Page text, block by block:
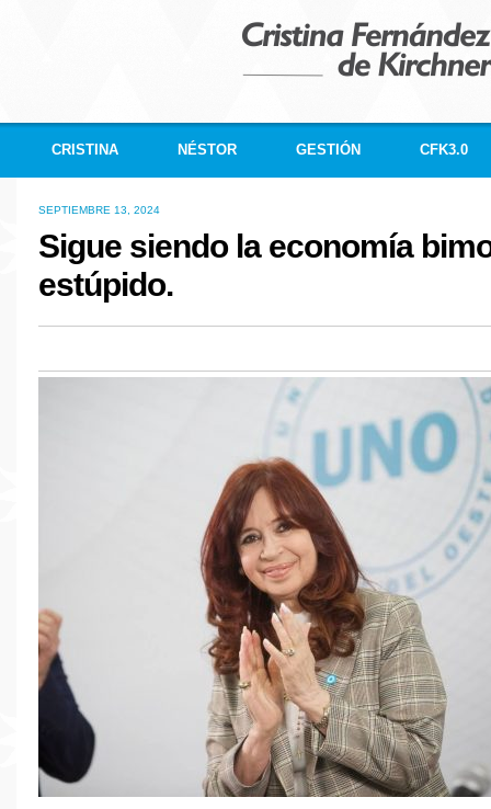
CRISTINA NÉSTOR GESTIÓN CFK3.0
SEPTIEMBRE 13, 2024
Sigue siendo la economía
estúpido.